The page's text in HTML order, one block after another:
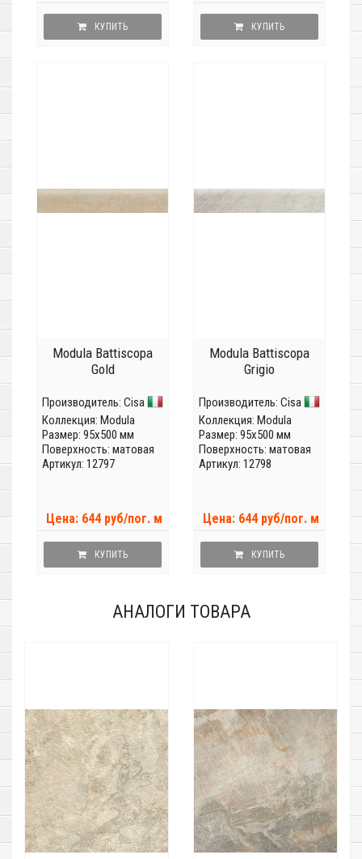
КУПИТЬ КУПИТЬ
Modula Battiscopa
Gold
Производитель: Cisa
Коллекция: Modula
Размер: 95x500 мм
Поверхность: матовая
Артикул: 12797
Цена: 644 руб/пог. м
КУПИТЬ
Modula Battiscopa
Grigio
Производитель: Cisa
Коллекция: Modula
Размер: 95x500 мм
Поверхность: матовая
Артикул: 12798
Цена: 644 руб/пог. м
КУПИТЬ
АНАЛОГИ ТОВАРА